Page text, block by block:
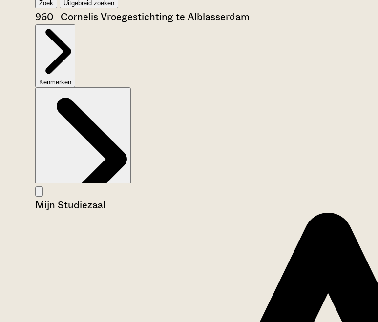
Zoek Uitgebreid zoeken
960 Cornelis Vroegestichting te Alblasserdam
Kenmerken
Mijn Studiezaal